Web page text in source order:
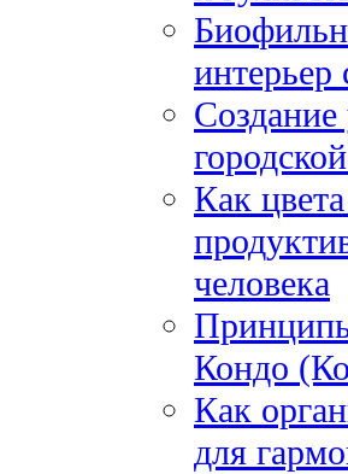
интерьер
Создание
Как
человека
Кондо
Как
для